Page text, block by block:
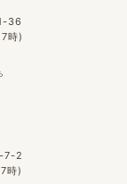
36
時)
7-2
時)